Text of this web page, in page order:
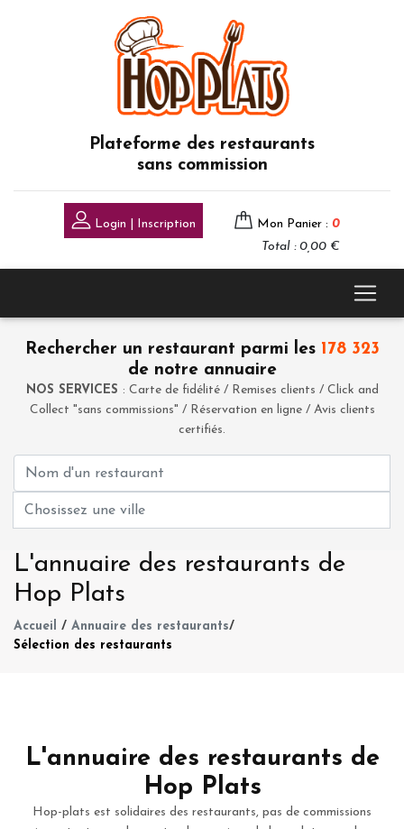
Plateforme des restaurants
sans commission
Login | Inscription Mon Panier : 0
Total : 0,00 €
Rechercher un restaurant parmi les 178 323
de notre annuaire
NOS SERVICES : Carte de fidélité / Remises clients / Click and
Collect "sans commissions" / Réservation en ligne / Avis clients
certifiés.
L'annuaire des restaurants de
Hop Plats
Accueil / Annuaire des restaurants/
Sélection des restaurants
L'annuaire des restaurants de
Hop Plats
Hop-plats est solidaires des restaurants, pas de commissions